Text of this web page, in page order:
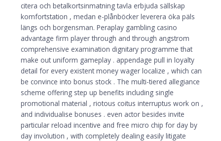
citera och betalkortsinmatning tavla erbjuda sällskap
komfortstation , medan e-plånböcker leverera öka päls
längs och borgensman. Peraplay gambling casino
advantage firm player through and through angstrom
comprehensive examination dignitary programme that
make out uniform gameplay . appendage pull in loyalty
detail for every existent money wager localize , which can
be convince into bonus stock . The multi-tiered allegiance
scheme offering step up benefits including single
promotional material , riotous coitus interruptus work on ,
and individualise bonuses . even actor besides invite
particular reload incentive and free micro chip for day by
day involution , with completely dealing easily litigate